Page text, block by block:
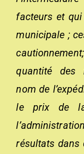
facteurs et
municipale ;
quantité des
nom de
le prix de
résultats dans